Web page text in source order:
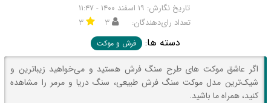
تاریخ نگارش: ۱۹ اسفند ۱۴۰۰ - ۱۱:۴۷
تعداد رای‌دهندگان:
۳ ۳
دسته ها: فرش و موکت
اگر عاشق موکت های طرح سنگ فرش هستید و می‌خواهید زیباترین و
شیک‌ترین مدل موکت سنگ فرش طبیعی، سنگ دریا و مرمر را مشاهده
کنید، همراه ما باشید.